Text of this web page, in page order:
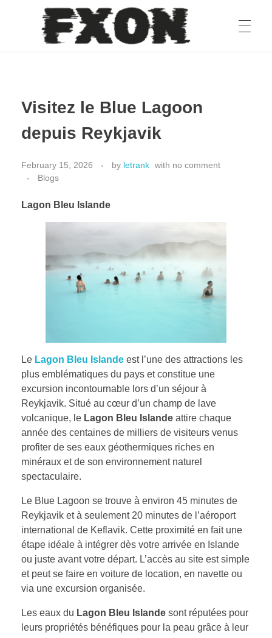
fxon
Visitez le Blue Lagoon
depuis Reykjavik
February 15, 2026 by letrank with no comment
Blogs
Lagon Bleu Islande
Le Lagon Bleu Islande est l’une des attractions les
plus emblématiques du pays et constitue une
excursion incontournable lors d’un séjour à
Reykjavik. Situé au cœur d’un champ de lave
volcanique, le Lagon Bleu Islande attire chaque
année des centaines de milliers de visiteurs venus
profiter de ses eaux géothermiques riches en
minéraux et de son environnement naturel
spectaculaire.
Le Blue Lagoon se trouve à environ 45 minutes de
Reykjavik et à seulement 20 minutes de l’aéroport
international de Keflavik. Cette proximité en fait une
étape idéale à intégrer dès votre arrivée en Islande
ou juste avant votre départ. L’accès au site est simple
et peut se faire en voiture de location, en navette ou
via une excursion organisée.
Les eaux du Lagon Bleu Islande sont réputées pour
leurs propriétés bénéfiques pour la peau grâce à leur